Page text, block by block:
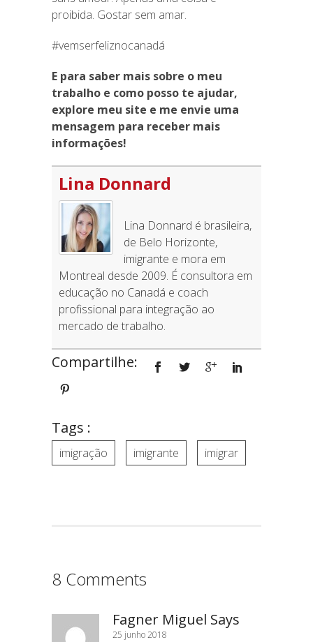
proibida. Gostar sem amar.
#vemserfeliznocanadá
E para saber mais sobre o meu
trabalho e como posso te ajudar,
explore meu site e me envie uma
mensagem para receber mais
informações!
Lina Donnard
Lina Donnard é brasileira,
de Belo Horizonte,
imigrante e mora em
Montreal desde 2009. É consultora em
educação no Canadá e coach
profissional para integração ao
mercado de trabalho.
Compartilhe:
Tags :
imigração imigrante imigrar
8 Comments
Fagner Miguel Says
25 junho 2018